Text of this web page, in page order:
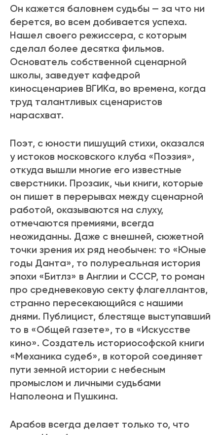
Он кажется баловнем судьбы — за что ни
берется, во всем добивается успеха.
Нашел своего режиссера, с которым
сделал более десятка фильмов.
Основатель собственной сценарной
школы, заведует кафедрой
киносценариев ВГИКа, во времена, когда
труд талантливых сценаристов
нарасхват.
Поэт, с юности пишущий стихи, оказался
у истоков московского клуба «Поэзия»,
откуда вышли многие его известные
сверстники. Прозаик, чьи книги, которые
он пишет в перерывах между сценарной
работой, оказываются на слуху,
отмечаются премиями, всегда
неожиданны. Даже с внешней, сюжетной
точки зрения их ряд необычен: то «Юные
годы Данта», то полуреальная история
эпохи «Битлз» в Англии и СССР, то роман
про средневековую секту флагеллантов,
странно пересекающийся с нашими
днями. Публицист, блестяще выступавший
то в «Общей газете», то в «Искусстве
кино». Создатель историософской книги
«Механика судеб», в которой соединяет
пути земной истории с небесным
промыслом и личными судьбами
Наполеона и Пушкина.
Арабов всегда делает только то, что